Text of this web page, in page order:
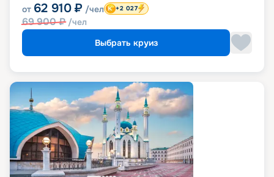
от 62 910 ₽ /чел
69 900₽ /чел
+2 027
Выбрать круиз